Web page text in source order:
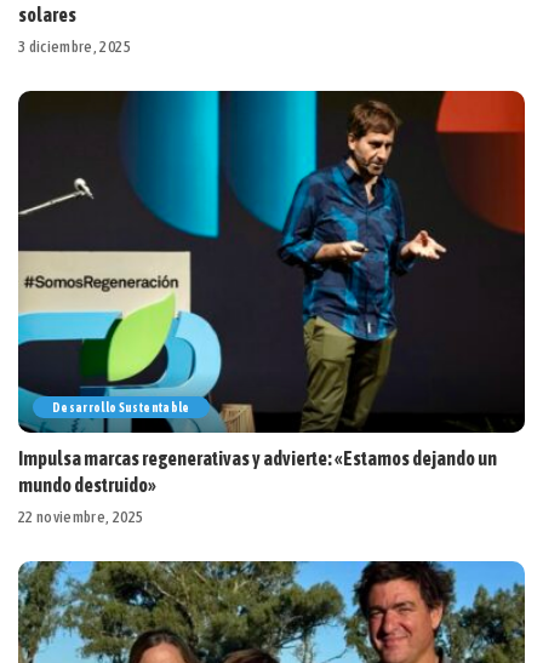
solares
3 diciembre, 2025
Desarrollo Sustentable
Impulsa marcas regenerativas y advierte: «Estamos dejando un
mundo destruido»
22 noviembre, 2025